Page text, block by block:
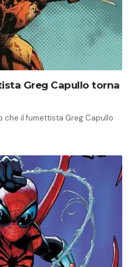
Greg Capullo torna
che il fumettista Greg Capullo